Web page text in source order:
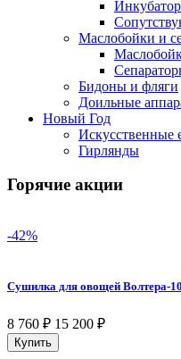
Маслобойки и
Бидоны и фляги
Доильные
Новый Год
Искусственные
Гирлянды
Горячие акции
-42%
Сушилка для овощей Волтера-
8 760 ₽ 15 200 ₽
Купить